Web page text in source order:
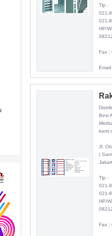
Tlp :
021-
021-
HP/
Fax :
Besi
kami
Jl.
(
Tlp :
021-
021-
HP/
Fax :